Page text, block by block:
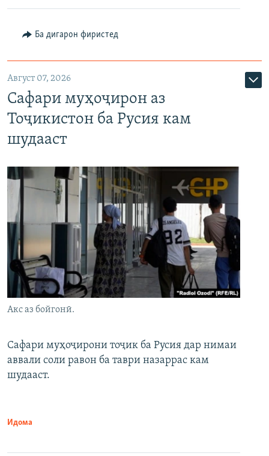
Ба дигарон фиристед
Август 07, 2026
Сафари муҳоҷирон аз
Тоҷикистон ба Русия кам
шудааст
Акс аз бойгонӣ.
Сафари муҳоҷирони тоҷик ба Русия дар нимаи
аввали соли равон ба таври назаррас кам
шудааст.
Идома